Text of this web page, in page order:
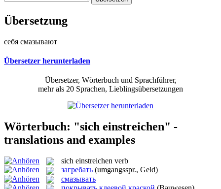
Übersetzung
себя смазывают
Übersetzer herunterladen
Übersetzer, Wörterbuch und Sprachführer,
mehr als 20 Sprachen, Lieblingsübersetzungen
Wörterbuch: "sich einstreichen" -
translations and examples
sich einstreichen verb
загребать (umgangsspr., Geld)
смазывать